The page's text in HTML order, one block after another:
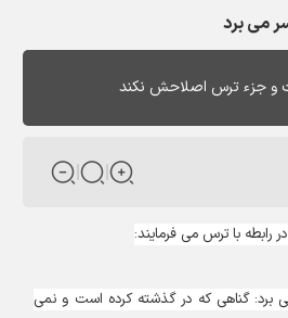
برد
جزء ترس اصلاحش نکند
با ترس می فرمایند:
گناهی که در گذشته کرده است و نمی